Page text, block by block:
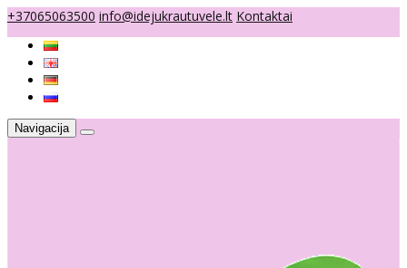
+37065063500 info@idejukrautuvele.lt Kontaktai
Navigacija